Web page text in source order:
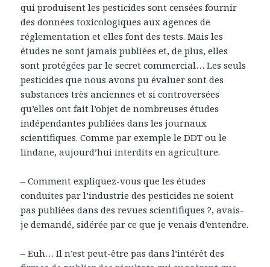
qui produisent les pesticides sont censées fournir
des données toxicologiques aux agences de
réglementation et elles font des tests. Mais les
études ne sont jamais publiées et, de plus, elles
sont protégées par le secret commercial… Les seuls
pesticides que nous avons pu évaluer sont des
substances très anciennes et si controversées
qu’elles ont fait l’objet de nombreuses études
indépendantes publiées dans les journaux
scientifiques. Comme par exemple le DDT ou le
lindane, aujourd’hui interdits en agriculture.
– Comment expliquez-vous que les études
conduites par l’industrie des pesticides ne soient
pas publiées dans des revues scientifiques ?, avais-
je demandé, sidérée par ce que je venais d’entendre.
– Euh… Il n’est peut-être pas dans l’intérêt des